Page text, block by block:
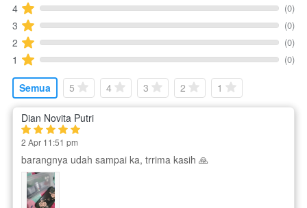
4 (0)
3 (0)
2 (0)
1 (0)
Semua 5 4 3 2 1
Dian Novita Putri
2 Apr 11:51 pm
barangnya udah sampai ka, trrima kasih 🙏